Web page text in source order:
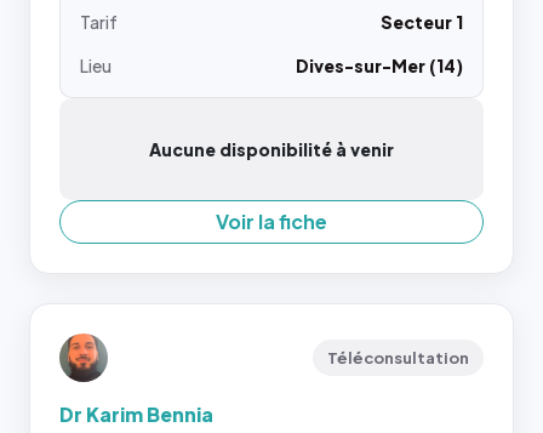
Tarif
Secteur 1
Lieu
Dives-sur-Mer (14)
Aucune disponibilité à venir
Voir la fiche
Téléconsultation
Dr Karim Bennia